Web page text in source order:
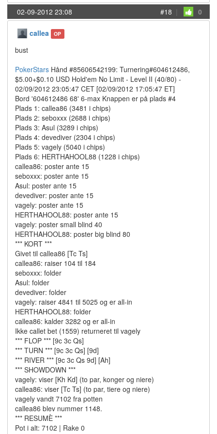
02-09-2012 23:08 #18 | 0
callea OP
bust
PokerStars Hånd #85606542199: Turnering#604612486,
$5.00+$0.10 USD Hold'em No Limit - Level II (40/80) -
02/09/2012 23:05:47 CET [02/09/2012 17:05:47 ET]
Bord '604612486 68' 6-max Knappen er på plads #4
Plads 1: callea86 (3481 i chips)
Plads 2: seboxxx (2688 i chips)
Plads 3: Asul (3289 i chips)
Plads 4: devediver (2304 i chips)
Plads 5: vagely (5040 i chips)
Plads 6: HERTHAHOOL88 (1228 i chips)
callea86: poster ante 15
seboxxx: poster ante 15
Asul: poster ante 15
devediver: poster ante 15
vagely: poster ante 15
HERTHAHOOL88: poster ante 15
vagely: poster small blind 40
HERTHAHOOL88: poster big blind 80
*** KORT ***
Givet til callea86 [Tc Ts]
callea86: raiser 104 til 184
seboxxx: folder
Asul: folder
devediver: folder
vagely: raiser 4841 til 5025 og er all-in
HERTHAHOOL88: folder
callea86: kalder 3282 og er all-in
Ikke callet bet (1559) returneret til vagely
*** FLOP *** [9c 3c Qs]
*** TURN *** [9c 3c Qs] [9d]
*** RIVER *** [9c 3c Qs 9d] [Ah]
*** SHOWDOWN ***
vagely: viser [Kh Kd] (to par, konger og niere)
callea86: viser [Tc Ts] (to par, tiere og niere)
vagely vandt 7102 fra potten
callea86 blev nummer 1148.
*** RESUMÈ ***
Pot i alt: 7102 | Rake 0